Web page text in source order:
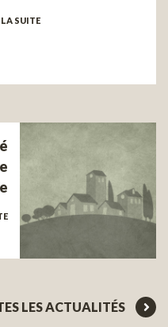
LA SUITE
LES ACTUALITÉS